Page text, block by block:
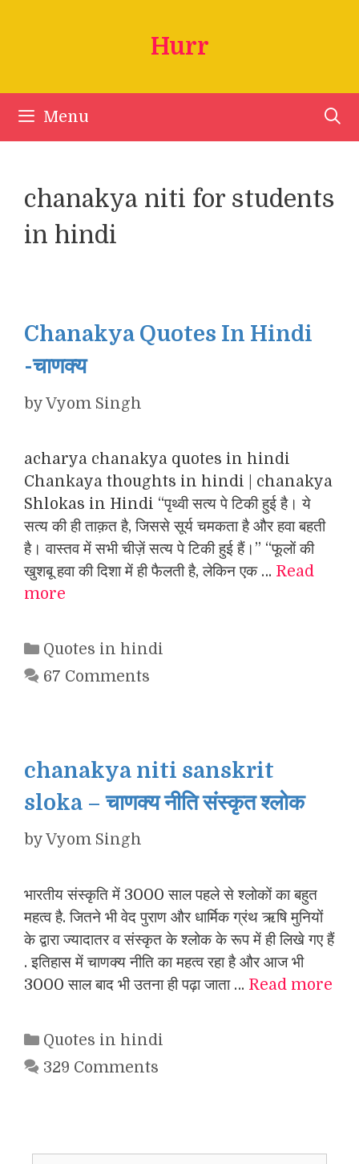
Hurr
Menu
chanakya niti for students
in hindi
Chanakya Quotes In Hindi
-चाणक्य
byVyom Singh
acharya chanakya quotes in hindi
Chankaya thoughts in hindi | chanakya
Shlokas in Hindi “पृथ्वी सत्य पे टिकी हुई है। ये
सत्य की ही ताक़त है, जिससे सूर्य चमकता है और हवा बहती
है। वास्तव में सभी चीज़ें सत्य पे टिकी हुई हैं।” “फूलों की
खुशबू हवा की दिशा में ही फैलती है, लेकिन एक … Read
more
Categories
Quotes in hindi
67 Comments
chanakya niti sanskrit
sloka – चाणक्य नीति संस्कृत श्लोक
byVyom Singh
भारतीय संस्कृति में 3000 साल पहले से श्लोकों का बहुत
महत्व है. जितने भी वेद पुराण और धार्मिक ग्रंथ ऋषि मुनियों
के द्वारा ज्यादातर व संस्कृत के श्लोक के रूप में ही लिखे गए हैं
. इतिहास में चाणक्य नीति का महत्व रहा है और आज भी
3000 साल बाद भी उतना ही पढ़ा जाता … Read more
Categories
Quotes in hindi
329 Comments